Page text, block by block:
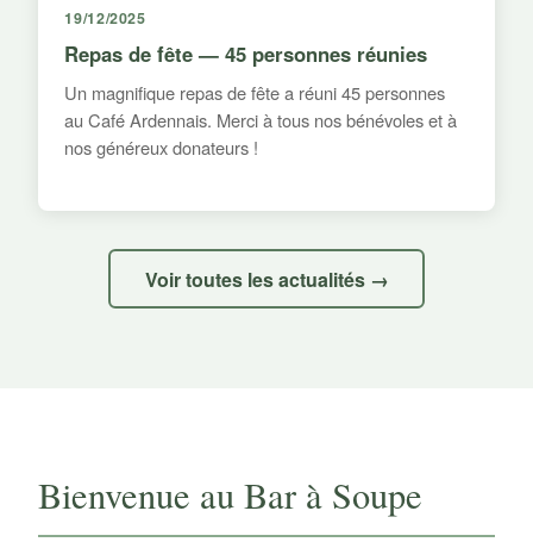
19/12/2025
Repas de fête — 45 personnes réunies
Un magnifique repas de fête a réuni 45 personnes
au Café Ardennais. Merci à tous nos bénévoles et à
nos généreux donateurs !
Voir toutes les actualités →
Bienvenue au Bar à Soupe